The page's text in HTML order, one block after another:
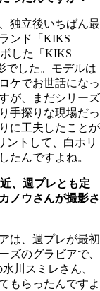
独立後いちばん最
ンド「KIKS
した「KIKS
でした。モデルは
ケでお世話になっ
が、まだシリーズ
手探りな現場だっ
に工夫したことが
ントして、白ホリ
たんですよね。
、週プレとも定
ノウさんが撮影さ
は、週プレが最初
ズのグラビアで、
川スミレさん、
もらったんですよ